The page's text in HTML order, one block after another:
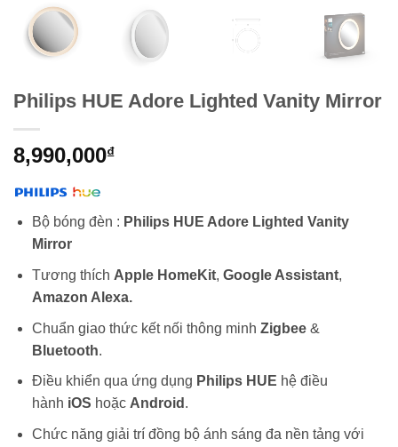
Philips HUE Adore Lighted Vanity Mirror
8,990,000₫
Bộ bóng đèn : Philips HUE Adore Lighted Vanity
Mirror
Tương thích Apple HomeKit, Google Assistant,
Amazon Alexa.
Chuẩn giao thức kết nối thông minh Zigbee&
Bluetooth.
Điều khiển qua ứng dụng Philips HUE hệ điều
hành iOS hoặc Android .
Chức năng giải trí đồng bộ ánh sáng đa nền tảng với